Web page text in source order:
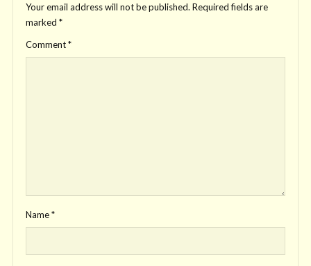
Your email address will not be published. Required fields are
marked *
Comment*
Name*